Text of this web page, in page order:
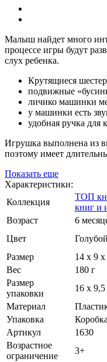
Малыш найдет много
процессе игры будут
слух ребенка.
Крутящиеся
подвижные
личико машинки
у машинки есть
удобная ручка для
Игрушка выполнена из
поэтому имеет
Показать еще
Характеристики:
Коллекция
ТОП
книг и
Возраст
6
Цвет
Голубой
Размер
14 х 9
Вес
180 г
Размер
упаковки
16 х
Материал
Упаковка
Коробка
Артикул
1630
Возрастное
ограничение
3+